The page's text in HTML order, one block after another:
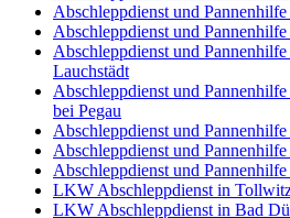
Abschleppdienst und
Abschleppdienst und
Abschleppdienst und
Lauchstädt
Abschleppdienst und
bei Pegau
Abschleppdienst und
Abschleppdienst und
Abschleppdienst und
LKW Abschleppdienst in
LKW Abschleppdienst in Bad